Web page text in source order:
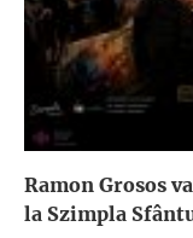
Ramon Grosos
la Szimpla